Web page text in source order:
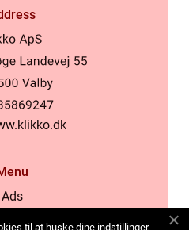
Ads
til at huske dine indstillinger,